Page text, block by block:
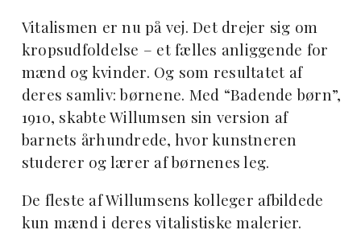
Vitalismen er nu på vej. Det drejer sig om
kropsudfoldelse – et fælles anliggende for
mænd og kvinder. Og som resultatet af
deres samliv: børnene. Med “Badende børn”,
1910, skabte Willumsen sin version af
barnets århundrede, hvor kunstneren
studerer og lærer af børnenes leg.
De fleste af Willumsens kolleger afbildede
kun mænd i deres vitalistiske malerier.